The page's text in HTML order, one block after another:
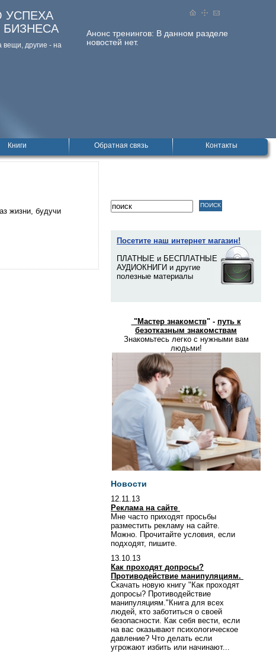
Анонс тренингов: В данном разделе
новостей нет.
УСПЕХА
дpугие - на
Книги Обратная связь Контакты
жизни, будучи
Посетите наш интернет магазин!
ПЛАТНЫЕ и БЕСПЛАТНЫЕ
АУДИОКНИГИ и другие
полезные материалы
"Мастер знакомств" - путь к
безотказным знакомствам
Знакомьтесь легко с нужными вам
людьми!
Новости
12.11.13
Реклама на сайте
Мне часто приходят просьбы
разместить рекламу на сайте.
Можно. Прочитайте условия, если
подходят, пишите.
13.10.13
Как проходят допросы?
Противодействие манипуляциям.
Скачать новую книгу "Как проходят
допросы? Противодействие
манипуляциям."Книга для всех
людей, кто заботиться о своей
безопасности. Как себя вести, если
на вас оказывают психологическое
давление? Что делать если
угрожают избить или начинают...